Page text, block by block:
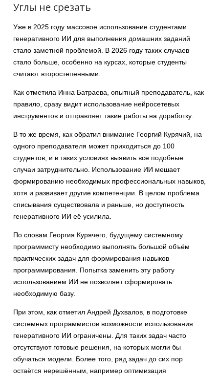
Углы не срезать
Уже в 2025 году массовое использование студентами
генеративного ИИ для выполнения домашних заданий
стало заметной проблемой. В 2026 году таких случаев
стало больше, особенно на курсах, которые студенты
считают второстепенными.
Как отметила Инна Батраева, опытный преподаватель, как
правило, сразу видит использование нейросетевых
инструментов и отправляет такие работы на доработку.
В то же время, как обратил внимание Георгий Курячий, на
одного преподавателя может приходиться до 100
студентов, и в таких условиях выявить все подобные
случаи затруднительно. Использование ИИ мешает
формированию необходимых профессиональных навыков,
хотя и развивает другие компетенции. В целом проблема
списывания существовала и раньше, но доступность
генеративного ИИ её усилила.
По словам Георгия Курячего, будущему системному
программисту необходимо выполнять большой объём
практических задач для формирования навыков
программирования. Попытка заменить эту работу
использованием ИИ не позволяет сформировать
необходимую базу.
При этом, как отметил Андрей Духвалов, в подготовке
системных программистов возможности использования
генеративного ИИ ограничены. Для таких задач часто
отсутствуют готовые решения, на которых могли бы
обучаться модели. Более того, ряд задач до сих пор
остаётся нерешённым, например оптимизация